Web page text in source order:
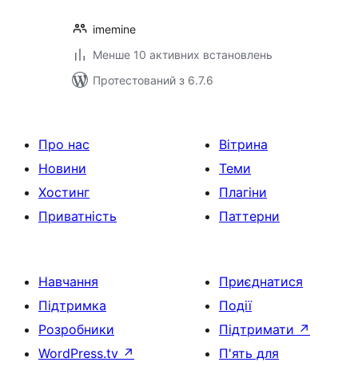
imemine
Менше 10 активних встановлень
Протестований з 6.7.6
Про нас
Новини
Хостинг
Приватність
Вітрина
Теми
Плагіни
Паттерни
Навчання
Підтримка
Розробники
WordPress.tv ↗
Приєднатися
Події
Підтримати ↗
П'ять для